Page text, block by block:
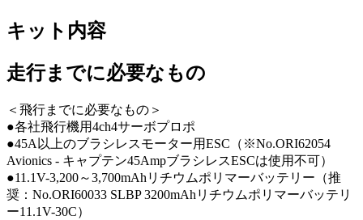
キット内容
走行までに必要なもの
＜飛行までに必要なもの＞
●各社飛行機用4ch4サーボプロポ
●45A以上のブラシレスモーター用ESC（※No.ORI62054
Avionics - キャプテン45AmpブラシレスESCは使用不可）
●11.1V-3,200～3,700mAhリチウムポリマーバッテリー（推
奨：No.ORI60033 SLBP 3200mAhリチウムポリマーバッテリ
ー11.1V-30C）